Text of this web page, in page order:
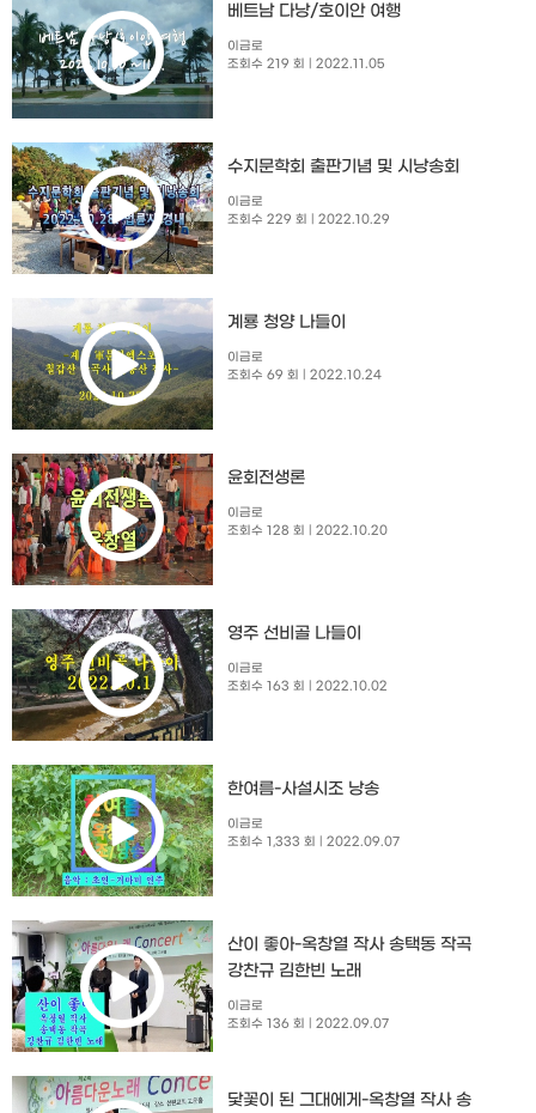
베트남 다낭/호이안 여행
이금로
조회수 219 회
| 2022.11.05
수지문학회 출판기념 및 시낭송회​
이금로
조회수 229 회
| 2022.10.29
계룡 청양 나들이
이금로
조회수 69 회
| 2022.10.24
윤회전생론
이금로
조회수 128 회
| 2022.10.20
영주 선비골 나들이
이금로
조회수 163 회
| 2022.10.02
한여름-사설시조 낭송
이금로
조회수 1,333 회
| 2022.09.07
산이 좋아-옥창열 작사 송택동 작곡
강찬규 김한빈 노래
이금로
조회수 136 회
| 2022.09.07
닻꽃이 된 그대에게-옥창열 작사 송